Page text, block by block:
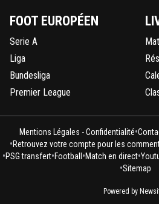
FOOT EUROPÉEN
Serie A
Liga
Bundesliga
Premier League
Mentions Légales - Confidentialité•
•Retrouvez votre compte pour les
•PSG transfert•Football •Match en direct•
•Sitemap
Powered by